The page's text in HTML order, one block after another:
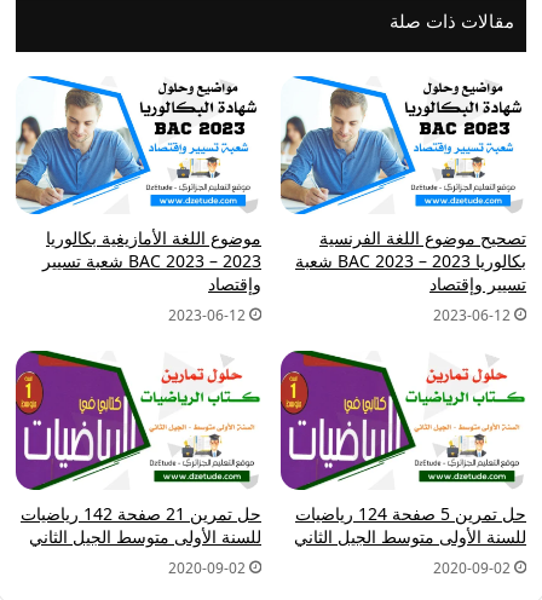
مقالات ذات صلة
تصحيح موضوع اللغة الفرنسية
بكالوريا 2023 – BAC 2023 شعبة
تسيير وإقتصاد
2023-06-12
موضوع اللغة الأمازيغية بكالوريا
2023 – BAC 2023 شعبة تسيير
وإقتصاد
2023-06-12
حل تمرين 5 صفحة 124 رياضيات
للسنة الأولى متوسط الجيل الثاني
2020-09-02
حل تمرين 21 صفحة 142 رياضيات
للسنة الأولى متوسط الجيل الثاني
2020-09-02